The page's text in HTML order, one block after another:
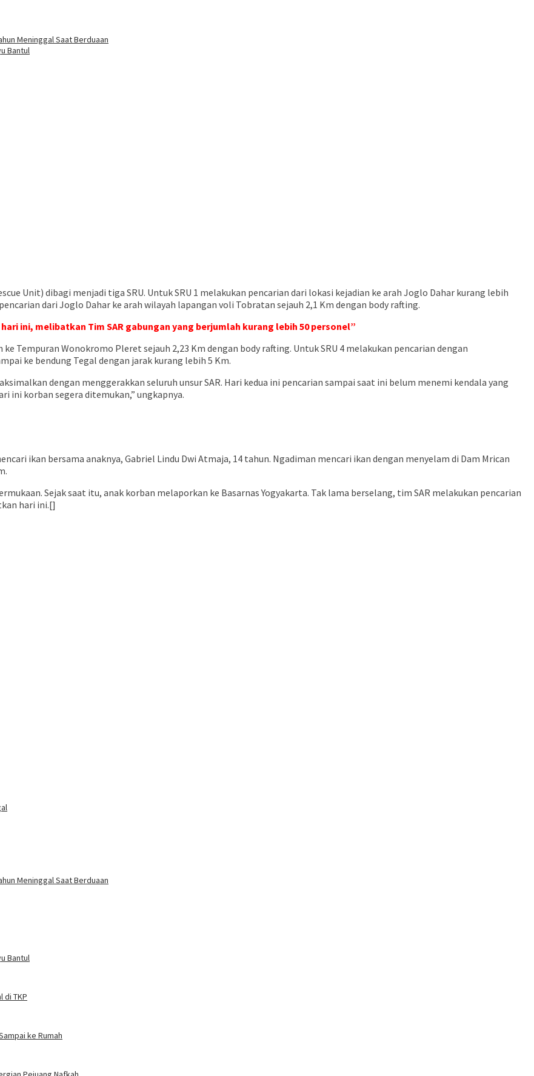
Meninggal Saat Berduaan
Bantul
Unit) dibagi menjadi tiga SRU. Untuk SRU 1 melakukan pencarian dari lokasi kejadian ke arah Joglo Dahar kurang lebih
dari Joglo Dahar ke arah wilayah lapangan voli Tobratan sejauh 2,1 Km dengan body rafting.
ini, melibatkan Tim SAR gabungan yang berjumlah kurang lebih 50 personel”
Tempuran Wonokromo Pleret sejauh 2,23 Km dengan body rafting. Untuk SRU 4 melakukan pencarian dengan
ke bendung Tegal dengan jarak kurang lebih 5 Km.
dengan menggerakkan seluruh unsur SAR. Hari kedua ini pencarian sampai saat ini belum menemi kendala yang
ini korban segera ditemukan,” ungkapnya.
ikan bersama anaknya, Gabriel Lindu Dwi Atmaja, 14 tahun. Ngadiman mencari ikan dengan menyelam di Dam Mrican
Sejak saat itu, anak korban melaporkan ke Basarnas Yogyakarta. Tak lama berselang, tim SAR melakukan pencarian
hari ini.[]
Meninggal Saat Berduaan
Bantul
di TKP
ke Rumah